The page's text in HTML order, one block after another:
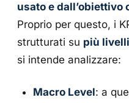
usato e
Proprio per questo, i
strutturati su più livelli
si intende analizzare:
Macro Level: a